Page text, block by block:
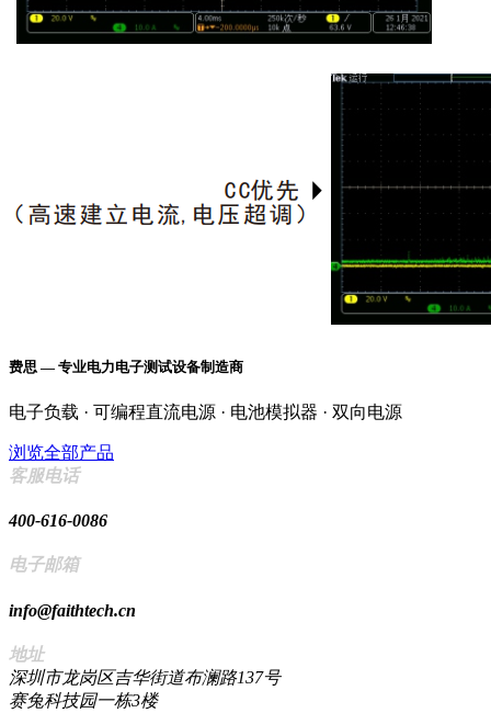
费思 — 专业电力电子测试设备制造商
电子负载 · 可编程直流电源 · 电池模拟器 · 双向电源
浏览全部产品
客服电话
400-616-0086
电子邮箱
info@faithtech.cn
地址
深圳市龙岗区吉华街道布澜路137号
赛兔科技园一栋3楼